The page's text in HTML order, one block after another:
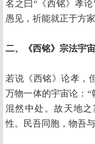
名之曰“《西铭》孝
愚见，祈能就正于方家
二、《西铭》宗法宇
若说《西铭》论孝，
万物一体的宇宙论：
混然中处。故天地
性。民吾同胞，物吾